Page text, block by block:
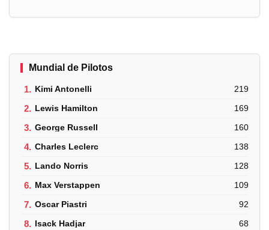
Mundial de Pilotos
1. Kimi Antonelli 219
2. Lewis Hamilton 169
3. George Russell 160
4. Charles Leclerc 138
5. Lando Norris 128
6. Max Verstappen 109
7. Oscar Piastri 92
8. Isack Hadjar 68